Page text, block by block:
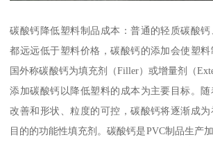
碳酸钙降低塑料制品成本：普通的轻质碳酸
都远远低于塑料价格，碳酸钙的添加会使塑
国外称碳酸钙为填充剂（Filler）或增量剂（
添加碳酸钙以降低塑料的成本为主要目标。
改善和形状、粒度的可控，碳酸钙将逐渐成
目的的功能性填充剂。碳酸钙是PVC制品生产